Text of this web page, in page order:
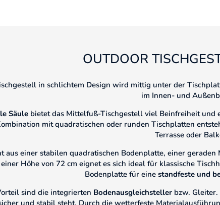
OUTDOOR
in schlichtem Design wird mittig unter der
im Innen- und
Säule bietet das Mittelfuß-Tischgestell viel Beinfreiheit und
mit quadratischen oder runden Tischplatten
Terrasse oder
aus einer stabilen quadratischen Bodenplatte, einer
Höhe von 72 cm eignet es sich ideal für klassische
Bodenplatte für eine standfeste und
sind die integrierten Bodenausgleichsteller bzw.
und stabil steht. Durch die wetterfeste